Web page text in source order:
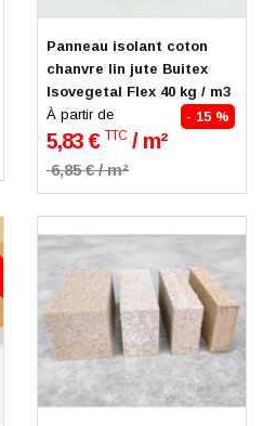
Panneau isolant coton
chanvre lin jute Buitex
Isovegetal Flex 40 kg / m3
À partir de
- 15 %
5,83 € TTC/ m²
6,85 € / m²
En stock